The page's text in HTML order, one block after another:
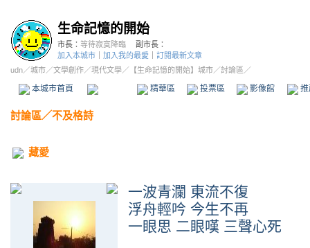
生命記憶的開始
市長： 等待寂寞降臨
副市長：
加入本城市
加入我的最愛
訂閱最新文章
udn／城市／文學創作／現代文學／ 【生命記憶的開始】城市／討論區／
本城市首頁 精華區 投票區 影像館
討論區／不及格詩
藏愛
一波青瀾 東流不復
浮舟輕吟 今生不再
一眼思 二眼嘆 三聲心死